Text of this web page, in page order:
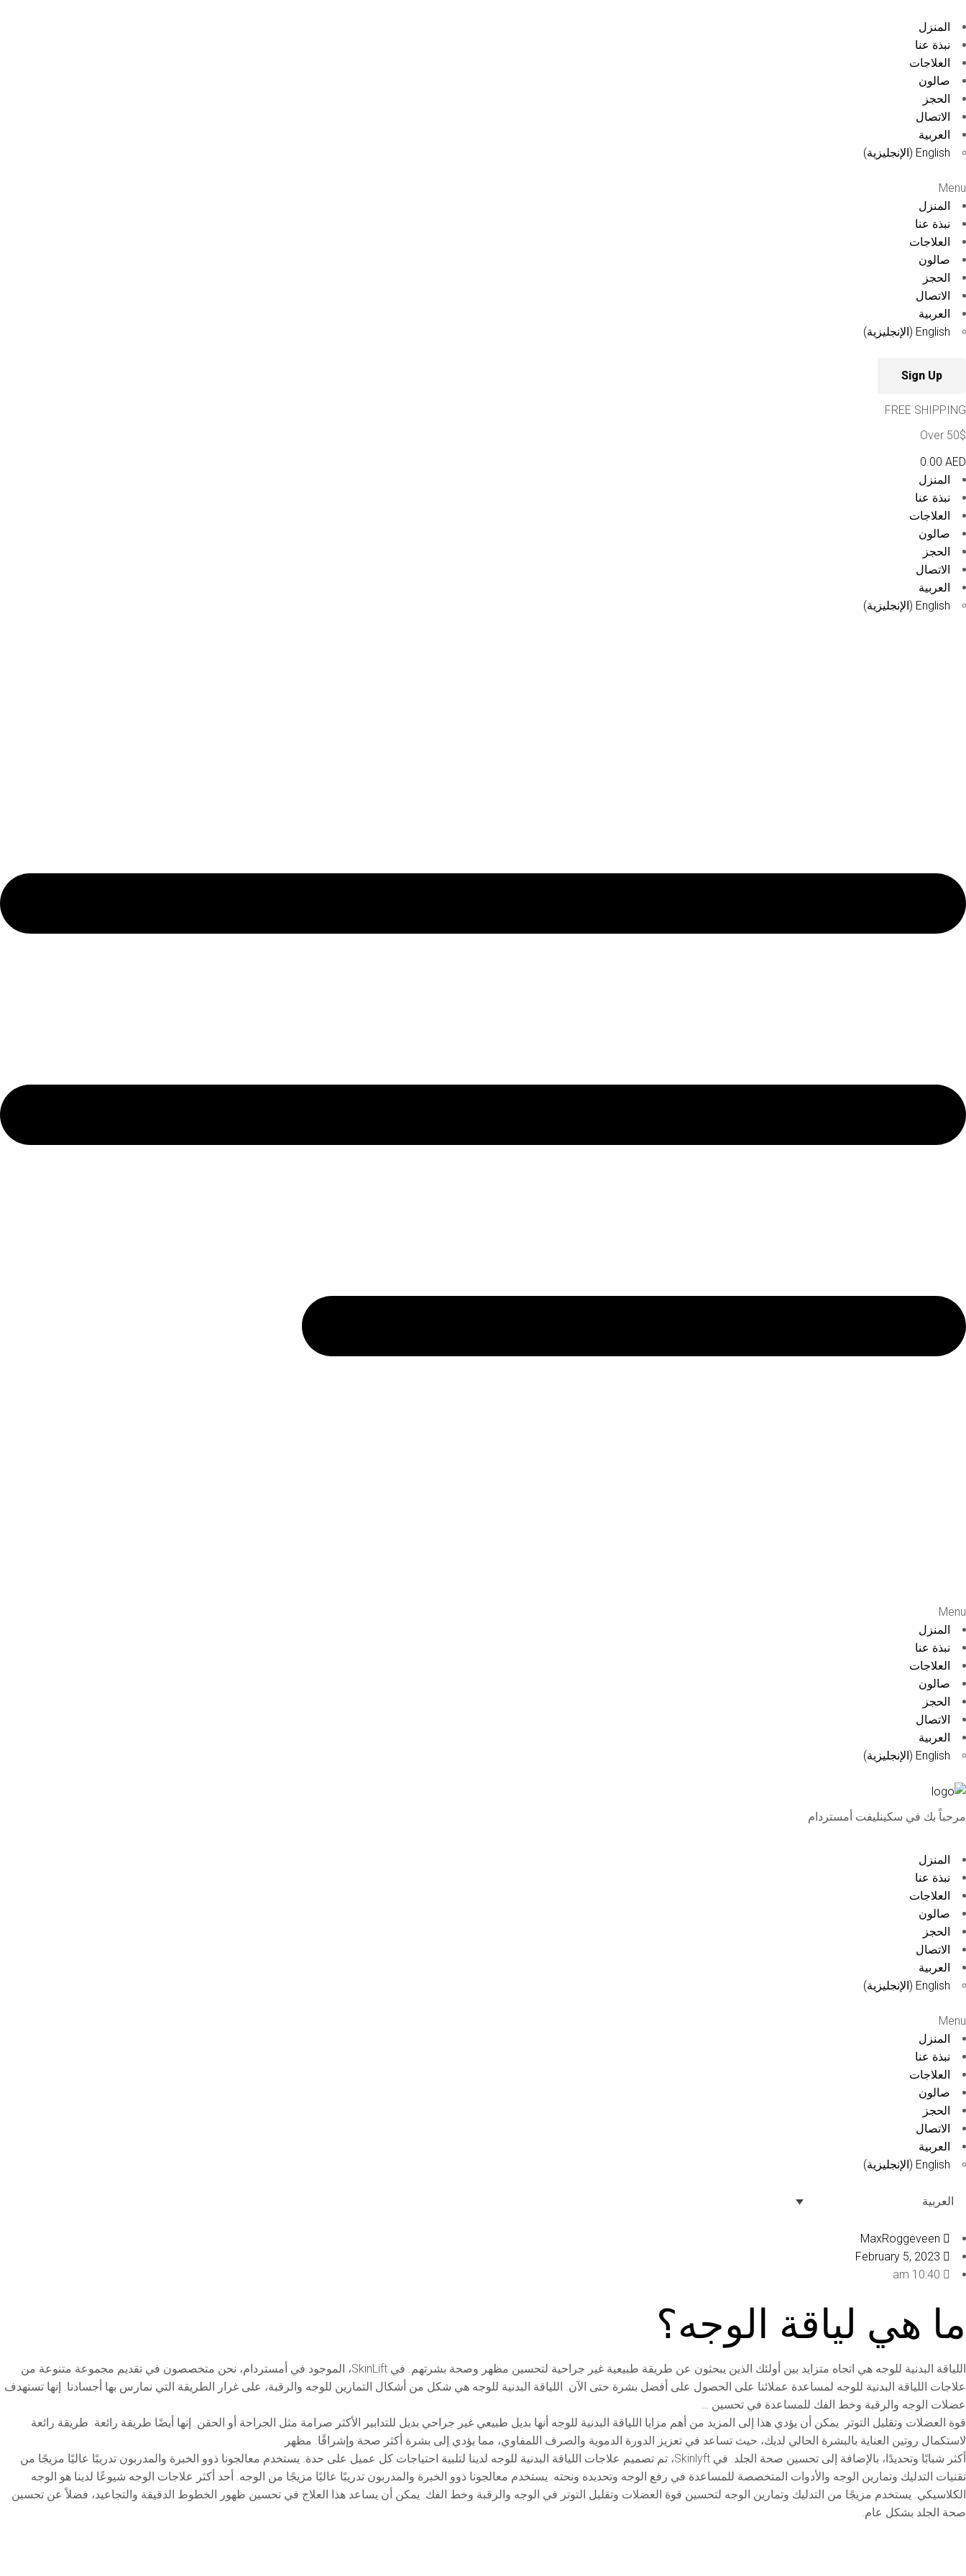
المنزل
نبذة عنا
العلاجات
صالون
الحجز
الاتصال
العربية
English
(الإنجليزية)
Menu
المنزل
نبذة عنا
العلاجات
صالون
الحجز
الاتصال
العربية
English
(الإنجليزية)
Sign Up
FREE SHIPPING
Over 50$
0.00 AED
المنزل
نبذة عنا
العلاجات
صالون
الحجز
الاتصال
العربية
English
(الإنجليزية)
Menu
المنزل
نبذة عنا
العلاجات
صالون
الحجز
الاتصال
العربية
English
(الإنجليزية)
مرحباً بك في سكينليفت أمستردام
المنزل
نبذة عنا
العلاجات
صالون
الحجز
الاتصال
العربية
English
( الإنجليزية)
Menu
المنزل
نبذة عنا
العلاجات
صالون
الحجز
الاتصال
العربية
English
( الإنجليزية)
العربية
MaxRoggeveen
February 5, 2023
10:40 am
ما هي لياقة الوجه؟
اللياقة البدنية للوجه هي اتجاه متزايد بين أولئك الذين يبحثون عن طريقة طبيعية غير جراحية لتحسين مظهر وصحة بشرتهم. في SkinLift، الموجود في أمستردام، نحن متخصصون في تقديم مجموعة متنوعة من
علاجات اللياقة البدنية للوجه لمساعدة عملائنا على الحصول على أفضل بشرة حتى الآن. اللياقة البدنية للوجه هي شكل من أشكال التمارين للوجه والرقبة، على غرار الطريقة التي نمارس بها أجسادنا. إنها تستهدف
عضلات الوجه والرقبة وخط الفك للمساعدة في تحسين …
قوة العضلات وتقليل التوتر. يمكن أن يؤدي هذا إلى المزيد من أهم مزايا اللياقة البدنية للوجه أنها بديل طبيعي غير جراحي بديل للتدابير الأكثر صرامة مثل الجراحة أو الحقن. إنها أيضًا طريقة رائعة. طريقة رائعة
لاستكمال روتين العناية بالبشرة الحالي لديك، حيث تساعد في تعزيز الدورة الدموية والصرف اللمفاوي، مما يؤدي إلى بشرة أكثر صحة وإشراقًا. مظهر
أكثر شبابًا وتحديدًا، بالإضافة إلى تحسين صحة الجلد. في Skinlyft، تم تصميم علاجات اللياقة البدنية للوجه لدينا لتلبية احتياجات كل عميل على حدة. يستخدم معالجونا ذوو الخبرة والمدربون تدريبًا عاليًا مزيجًا من
تقنيات التدليك وتمارين الوجه والأدوات المتخصصة للمساعدة في رفع الوجه وتحديده ونحته. يستخدم معالجونا ذوو الخبرة والمدربون تدريبًا عاليًا مزيجًا من الوجه. أحد أكثر علاجات الوجه شيوعًا لدينا هو الوجه
الكلاسيكي. يستخدم مزيجًا من التدليك وتمارين الوجه لتحسين قوة العضلات وتقليل التوتر في الوجه والرقبة وخط الفك. يمكن أن يساعد هذا العلاج في تحسين ظهور الخطوط الدقيقة والتجاعيد، فضلاً عن تحسين
صحة الجلد بشكل عام.